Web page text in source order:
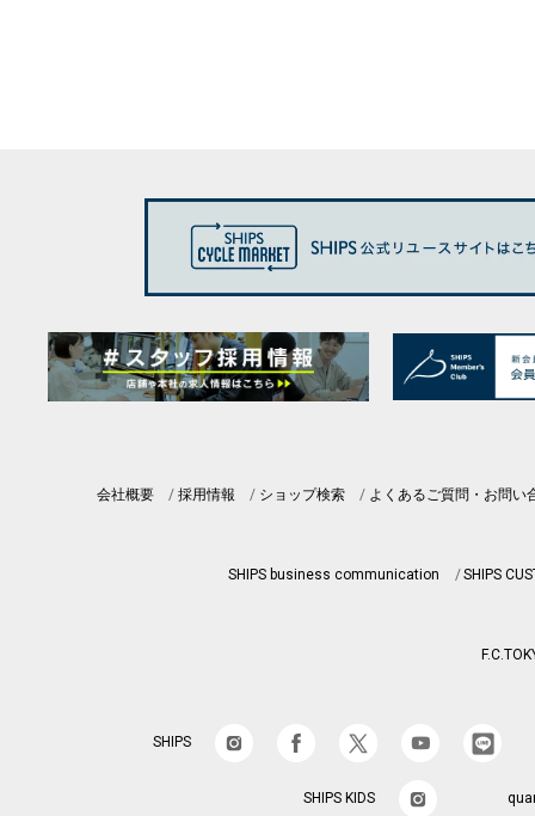
会社概要 採用情報 ショップ検索 よくあるご質問・お問い
SHIPS business communication SHIPS
SHIPS
SHIPS KIDS